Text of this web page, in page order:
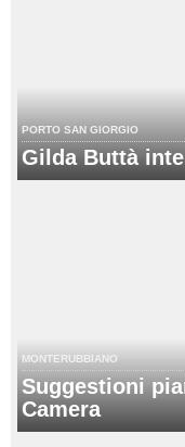
PORTO SAN GIORGIO
Gilda Buttà
MONTERUBBIANO
Suggestioni
Camera